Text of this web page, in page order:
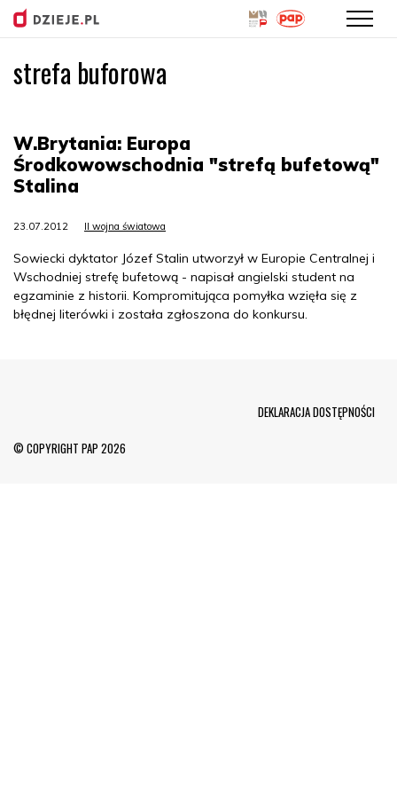
strefa buforowa
W.Brytania: Europa
Środkowowschodnia "strefą bufetową"
Stalina
23.07.2012 II wojna światowa
Sowiecki dyktator Józef Stalin utworzył w Europie Centralnej i
Wschodniej strefę bufetową - napisał angielski student na
egzaminie z historii. Kompromitująca pomyłka wzięła się z
błędnej literówki i została zgłoszona do konkursu.
© COPYRIGHT PAP 2026
DEKLARACJA DOSTĘPNOŚCI